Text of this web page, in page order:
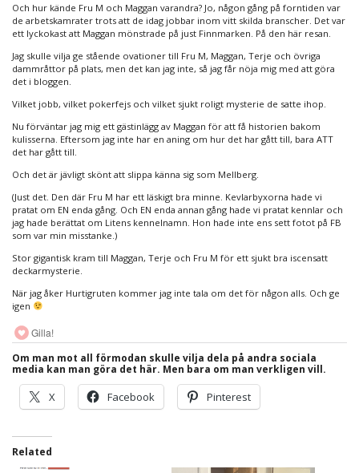
Och hur kände Fru M och Maggan varandra? Jo, någon gång på forntiden var
de arbetskamrater trots att de idag jobbar inom vitt skilda branscher. Det var
ett lyckokast att Maggan mönstrade på just Finnmarken. På den här resan.
Jag skulle vilja ge stående ovationer till Fru M, Maggan, Terje och övriga
dammråttor på plats, men det kan jag inte, så jag får nöja mig med att göra
det i bloggen.
Vilket jobb, vilket pokerfejs och vilket sjukt roligt mysterie de satte ihop.
Nu förväntar jag mig ett gästinlägg av Maggan för att få historien bakom
kulisserna. Eftersom jag inte har en aning om hur det har gått till, bara ATT
det har gått till.
Och det är jävligt skönt att slippa känna sig som Mellberg.
(Just det. Den där Fru M har ett läskigt bra minne. Kevlarbyxorna hade vi
pratat om EN enda gång. Och EN enda annan gång hade vi pratat kennlar och
jag hade berättat om Litens kennelnamn. Hon hade inte ens sett fotot på FB
som var min misstanke.)
Stor gigantisk kram till Maggan, Terje och Fru M för ett sjukt bra iscensatt
deckarmysterie.
När jag åker Hurtigruten kommer jag inte tala om det för någon alls. Och ge
igen
Gilla!
Om man mot all förmodan skulle vilja dela på andra sociala
media kan man göra det här. Men bara om man verkligen vill.
X Facebook Pinterest
Related